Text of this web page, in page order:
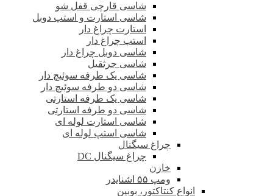
شاسی قارچی قفل شو
شاسی استارت و استپ دوبل
استارت چراغ دار
استپ چراغ دار
شاسی دوبل چراغ دار
شاسی جرثقیل
شاسی یک طرفه سوئیچ دار
شاسی دو طرفه سوئیچ دار
شاسی یک طرفه استارتی
شاسی دو طرفه استارتی
شاسی استارت لوله ای
شاسی استپ لوله ای
چراغ سیگنال
چراغ سیگنال DC
خازن
ومپ ۵۵ اشنایدر
انواع کنتاکتور، بوبین